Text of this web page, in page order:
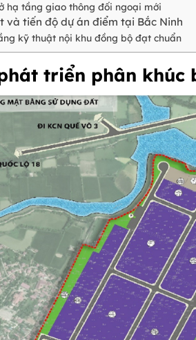
hạ tầng giao thông đối ngoại mới
và tiến độ dự án điểm tại Bắc Ninh
kỹ thuật nội khu đồng bộ đạt chuẩn
triển phân khúc